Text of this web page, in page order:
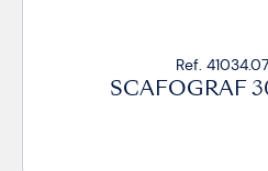
Ref.
SCAFOGRAF